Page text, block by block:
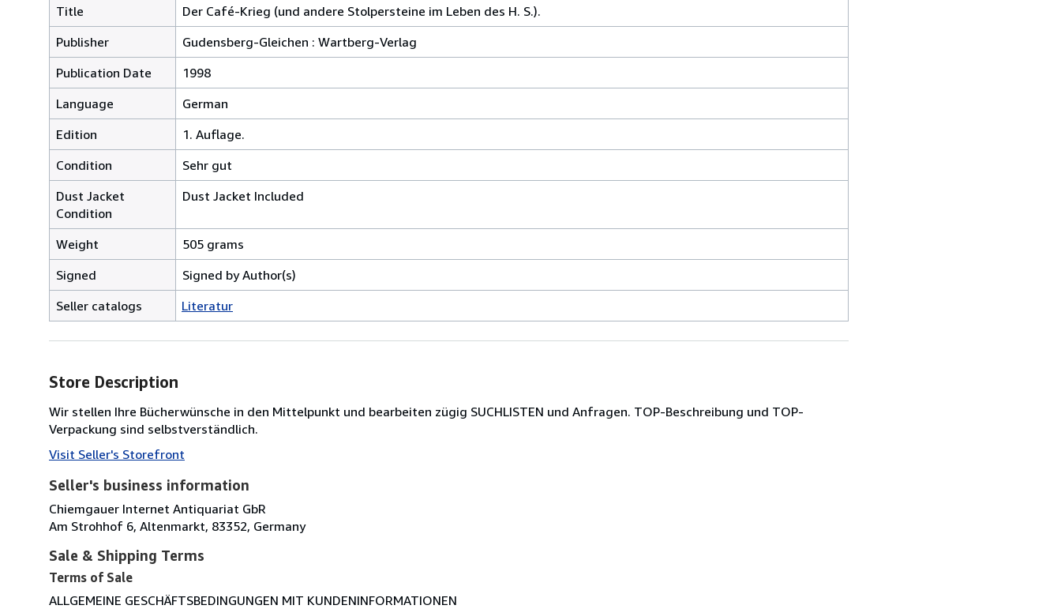
Title
Der Café-Krieg (und andere Stolpersteine im Leben des H. S.).
Publisher
Gudensberg-Gleichen : Wartberg-Verlag
Publication Date
1998
Language
German
Edition
1. Auflage.
Condition
Sehr gut
Dust Jacket
Condition
Dust Jacket Included
Weight
505 grams
Signed
Signed by Author(s)
Seller catalogs
Literatur
Store Description
Wir stellen Ihre Bücherwünsche in den Mittelpunkt und bearbeiten zügig SUCHLISTEN und Anfragen. TOP-Beschreibung und TOP-
Verpackung sind selbstverständlich.
Visit Seller's Storefront
Seller's business information
Chiemgauer Internet Antiquariat GbR
Am Strohhof 6, Altenmarkt, 83352, Germany
Sale & Shipping Terms
Terms of Sale
ALLGEMEINE GESCHÄFTSBEDINGUNGEN MIT KUNDENINFORMATIONEN